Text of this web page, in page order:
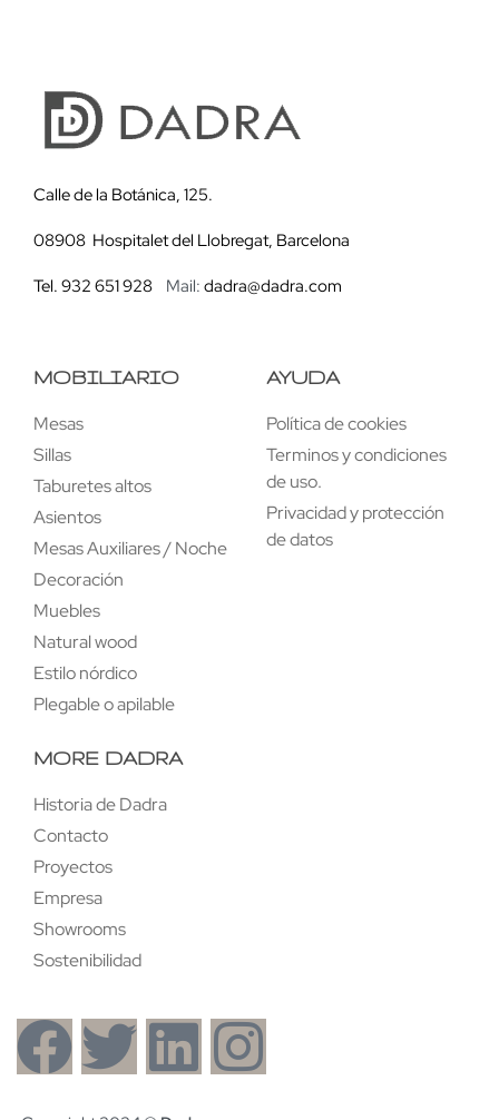
Calle de la Botánica, 125.
08908 Hospitalet del Llobregat, Barcelona
Tel. 932 651 928 Mail: dadra@dadra.com
MOBILIARIO
Mesas
Sillas
Taburetes altos
Asientos
Mesas Auxiliares / Noche
Decoración
Muebles
Natural wood
Estilo nórdico
Plegable o apilable
AYUDA
Política de cookies
Terminos y condiciones
de uso.
Privacidad y protección
de datos
MORE DADRA
Historia de Dadra
Contacto
Proyectos
Empresa
Showrooms
Sostenibilidad